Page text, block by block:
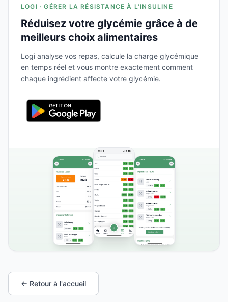
LOGI · GÉRER LA RÉSISTANCE À L'INSULINE
Réduisez votre glycémie grâce à de
meilleurs choix alimentaires
Logi analyse vos repas, calcule la charge glycémique
en temps réel et vous montre exactement comment
chaque ingrédient affecte votre glycémie.
← Retour à l'accueil